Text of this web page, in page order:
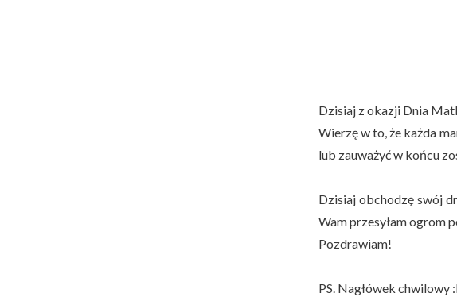
Dzisiaj z okazji Dnia
Wierzę w to, że każda
lub zauważyć w końcu
Dzisiaj obchodzę swój
Wam przesyłam ogrom
Pozdrawiam!
PS. Nagłówek chwilowy